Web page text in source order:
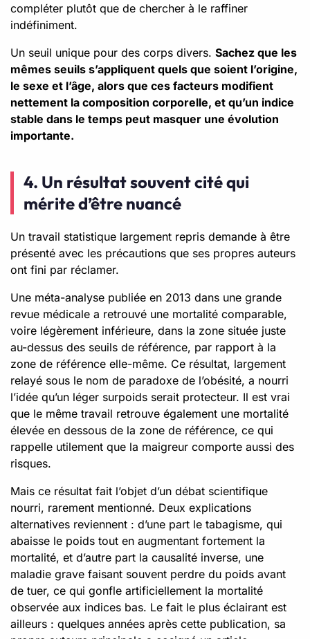
compléter plutôt que de chercher à le raffiner
indéfiniment.
Un seuil unique pour des corps divers. Sachez que les
mêmes seuils s’appliquent quels que soient l’origine,
le sexe et l’âge, alors que ces facteurs modifient
nettement la composition corporelle, et qu’un indice
stable dans le temps peut masquer une évolution
importante.
4. Un résultat souvent cité qui
mérite d’être nuancé
Un travail statistique largement repris demande à être
présenté avec les précautions que ses propres auteurs
ont fini par réclamer.
Une méta-analyse publiée en 2013 dans une grande
revue médicale a retrouvé une mortalité comparable,
voire légèrement inférieure, dans la zone située juste
au-dessus des seuils de référence, par rapport à la
zone de référence elle-même. Ce résultat, largement
relayé sous le nom de paradoxe de l’obésité, a nourri
l’idée qu’un léger surpoids serait protecteur. Il est vrai
que le même travail retrouve également une mortalité
élevée en dessous de la zone de référence, ce qui
rappelle utilement que la maigreur comporte aussi des
risques.
Mais ce résultat fait l’objet d’un débat scientifique
nourri, rarement mentionné. Deux explications
alternatives reviennent : d’une part le tabagisme, qui
abaisse le poids tout en augmentant fortement la
mortalité, et d’autre part la causalité inverse, une
maladie grave faisant souvent perdre du poids avant
de tuer, ce qui gonfle artificiellement la mortalité
observée aux indices bas. Le fait le plus éclairant est
ailleurs : quelques années après cette publication, sa